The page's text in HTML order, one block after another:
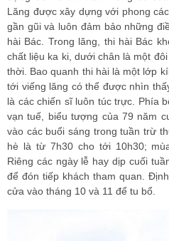
Lăng được xây dựng với phong
gần gũi và luôn đảm bảo những
hài Bác. Trong lăng, thi hài Bác
chất liệu ka ki, dưới chân là một
thời. Bao quanh thi hài là một lớp
tới viếng lăng có thể được nhìn
là các chiến sĩ luôn túc trực. Phía
vạn tuế, biểu tượng của 79 năm
vào các buổi sáng trong tuần trừ
hè là từ 7h30 cho tới 10h30;
Riêng các ngày lễ hay dịp cuối
để đón tiếp khách tham quan.
cửa vào tháng 10 và 11 để tu bổ.